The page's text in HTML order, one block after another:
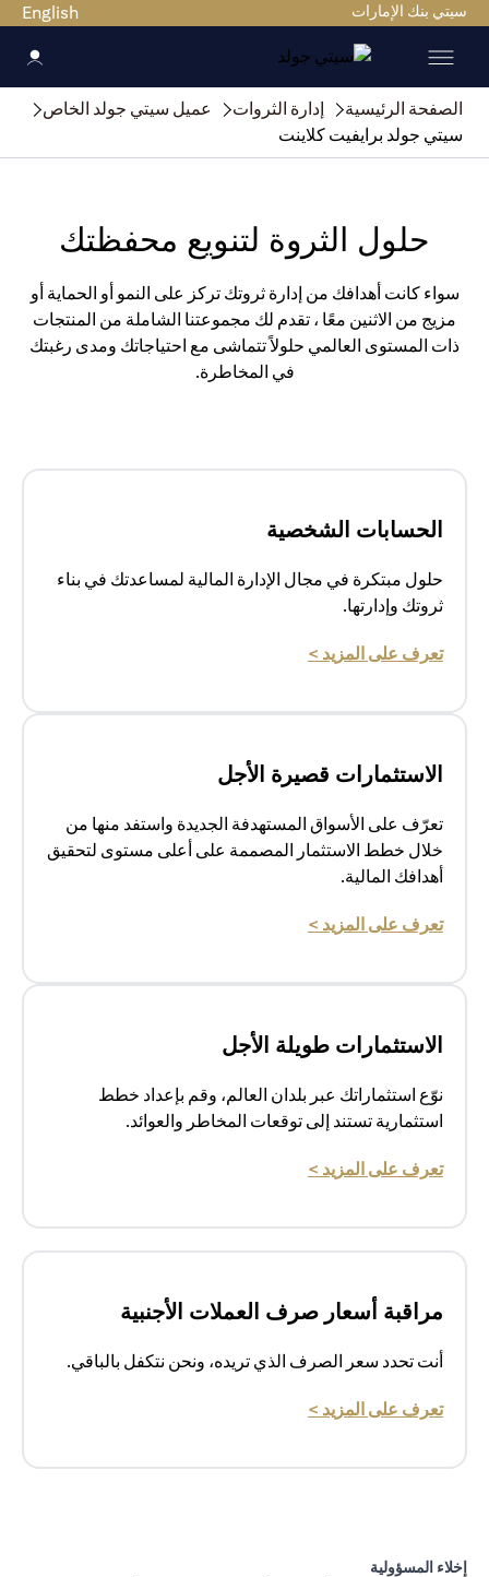
سيتي بنك الإمارات English
الصفحة الرئيسية إدارة الثروات
عميل سيتي جولد الخاص
سيتي جولد برايفيت كلاينت
حلول الثروة لتنويع محفظتك
سواء كانت أهدافك من إدارة ثروتك تركز على النمو أو الحماية أو
مزيج من الاثنين معًا ، تقدم لك مجموعتنا الشاملة من المنتجات
ذات المستوى العالمي حلولاً تتماشى مع احتياجاتك ومدى رغبتك
في المخاطرة.
الحسابات الشخصية
حلول مبتكرة في مجال الإدارة المالية لمساعدتك في بناء
ثروتك وإدارتها.
تعرف على المزيد >
الاستثمارات قصيرة الأجل
تعرّف على الأسواق المستهدفة الجديدة واستفد منها من
خلال خطط الاستثمار المصممة على أعلى مستوى لتحقيق
أهدافك المالية.
تعرف على المزيد >
الاستثمارات طويلة الأجل
نوّع استثماراتك عبر بلدان العالم، وقم بإعداد خطط
استثمارية تستند إلى توقعات المخاطر والعوائد.
تعرف على المزيد >
مراقبة أسعار صرف العملات الأجنبية
أنت تحدد سعر الصرف الذي تريده، ونحن نتكفل بالباقي.
تعرف على المزيد >
إخلاء المسؤولية